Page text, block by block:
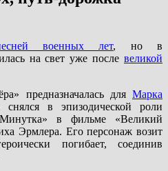
военных лет, но в
на свет уже после великой
предназначалась для Марка
в эпизодической роли
в фильме «Великий
Эрмлера. Его персонаж возит
погибает, соединив